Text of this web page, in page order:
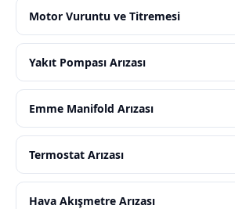
Motor Vuruntu ve Titremesi
Yakıt Pompası Arızası
Emme Manifold Arızası
Termostat Arızası
Hava Akışmetre Arızası